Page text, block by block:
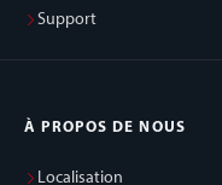
Support
À PROPOS DE NOUS
Localisation